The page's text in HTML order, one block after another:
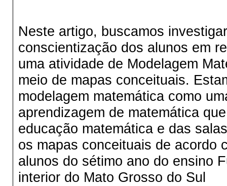
Neste artigo, buscamos
conscientização dos alunos em
uma atividade de Modelagem
meio de mapas conceituais.
modelagem matemática como
aprendizagem de matemática
educação matemática e das
os mapas conceituais de acordo
alunos do sétimo ano do ensino
interior do Mato Grosso do Sul